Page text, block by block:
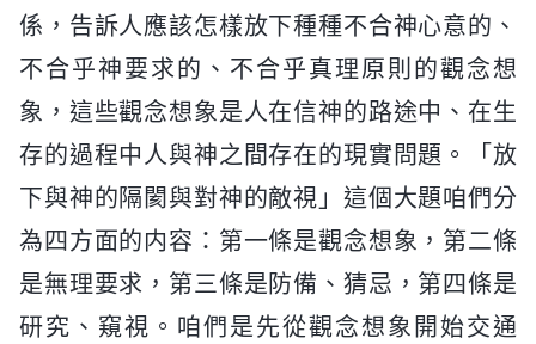
係，告訴人應該怎樣放下種種不合神心意的、
不合乎神要求的、不合乎真理原則的觀念想
象，這些觀念想象是人在信神的路途中、在生
存的過程中人與神之間存在的現實問題。「放
下與神的隔閡與對神的敵視」這個大題咱們分
為四方面的内容：第一條是觀念想象，第二條
是無理要求，第三條是防備、猜忌，第四條是
研究、窺視。咱們是先從觀念想象開始交通